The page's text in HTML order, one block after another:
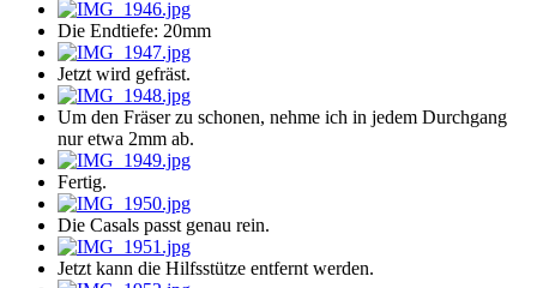
Die Endtiefe: 20mm
Jetzt wird gefräst.
Um den Fräser zu schonen, nehme ich in jedem Durchgang
nur etwa 2mm ab.
Fertig.
Die Casals passt genau rein.
Jetzt kann die Hilfsstütze entfernt werden.